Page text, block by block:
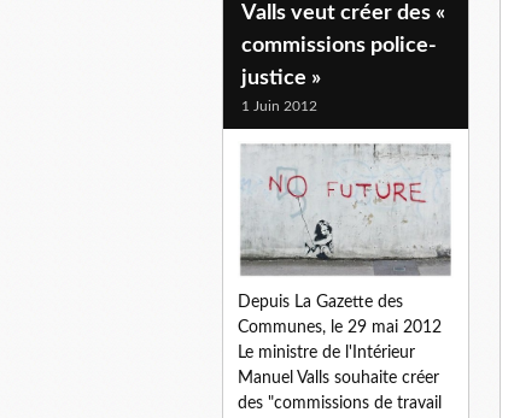
Valls veut créer des «
commissions police-
justice »
1 Juin 2012
Depuis La Gazette des
Communes, le 29 mai 2012
Le ministre de l'Intérieur
Manuel Valls souhaite créer
des "commissions de travail